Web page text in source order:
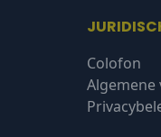
Colofon